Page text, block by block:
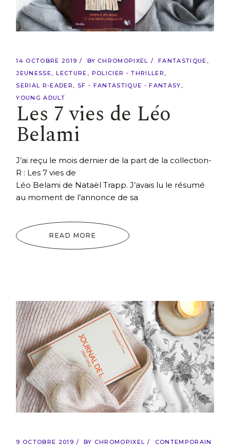
14 OCTOBRE 2019 BY CHROMOPIXEL
FANTASTIQUE
JEUNESSE
LECTURE
POLICIER - THRILLER
SERIAL R-EADER
SF - FANTASTIQUE - FANTASY
YOUNG ADULT
Les 7 vies de Léo
Belami
J’ai reçu le mois dernier de la part de la collection-
R : Les 7 vies de
Léo Belami de Nataël Trapp. J’avais lu le résumé
au moment de l’annonce de sa
READ MORE
9 OCTOBRE 2019 BY CHROMOPIXEL
CONTEMPORAIN